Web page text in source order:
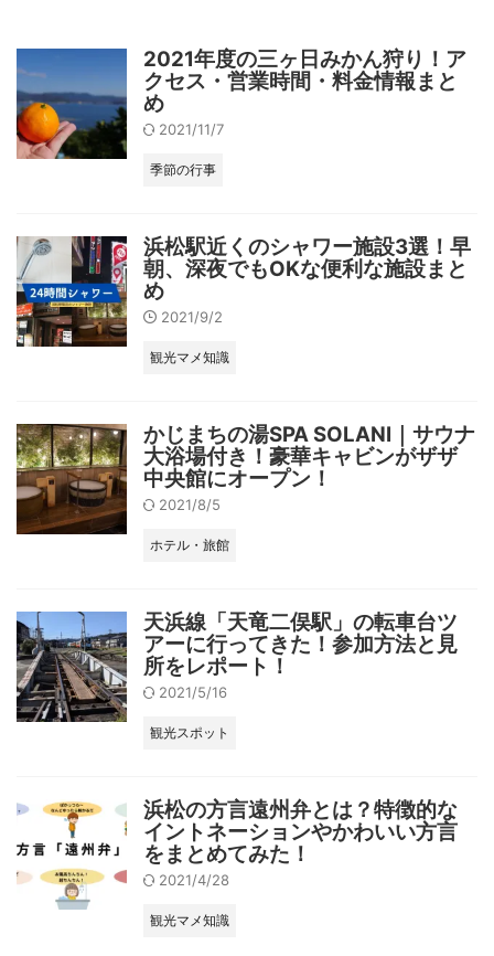
2021年度の三ヶ日みかん狩り！ア
クセス・営業時間・料金情報まと
め
2021/11/7
季節の行事
浜松駅近くのシャワー施設3選！早
朝、深夜でもOKな便利な施設まと
め
2021/9/2
観光マメ知識
かじまちの湯SPA SOLANI｜サウナ
大浴場付き！豪華キャビンがザザ
中央館にオープン！
2021/8/5
ホテル・旅館
天浜線「天竜二俣駅」の転車台ツ
アーに行ってきた！参加方法と見
所をレポート！
2021/5/16
観光スポット
浜松の方言遠州弁とは？特徴的な
イントネーションやかわいい方言
をまとめてみた！
2021/4/28
観光マメ知識